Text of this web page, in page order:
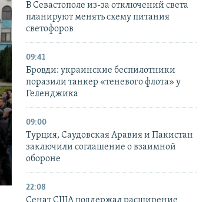
В Севастополе из-за отключений света
планируют менять схему питания
светофоров
09:41
Бровди: украинские беспилотники
поразили танкер «теневого флота» у
Геленджика
09:00
Турция, Саудовская Аравия и Пакистан
заключили соглашение о взаимной
обороне
22:08